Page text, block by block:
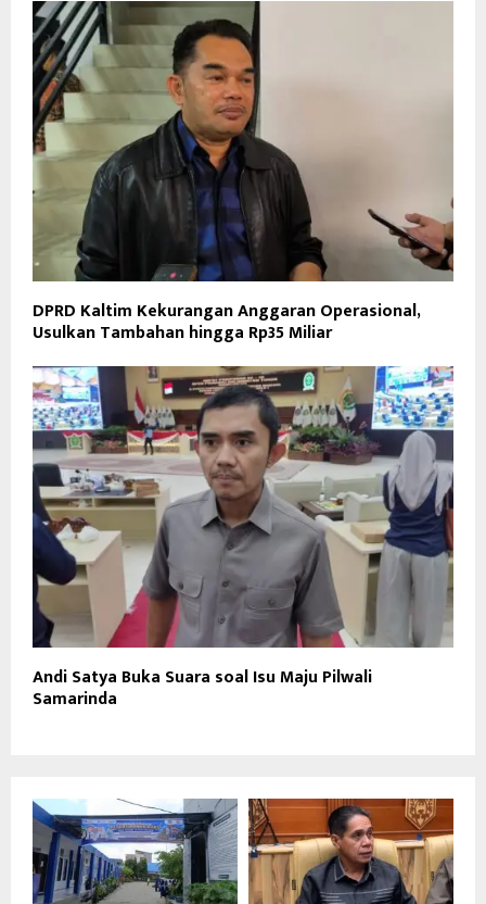
DPRD Kaltim Kekurangan Anggaran Operasional,
Usulkan Tambahan hingga Rp35 Miliar
Andi Satya Buka Suara soal Isu Maju Pilwali
Samarinda